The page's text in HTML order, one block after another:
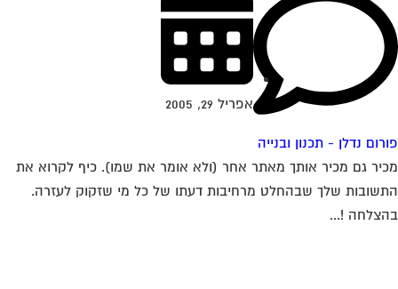
נדלן - תכנון ובנייה
אפריל 29, 2005
גם מכיר אותך מאתר אחר (ולא אומר את שמו). כיף לקרוא את
שלך שבהחלט מרחיבות דעתו של כל מי שזקוק לעזרה.
!...